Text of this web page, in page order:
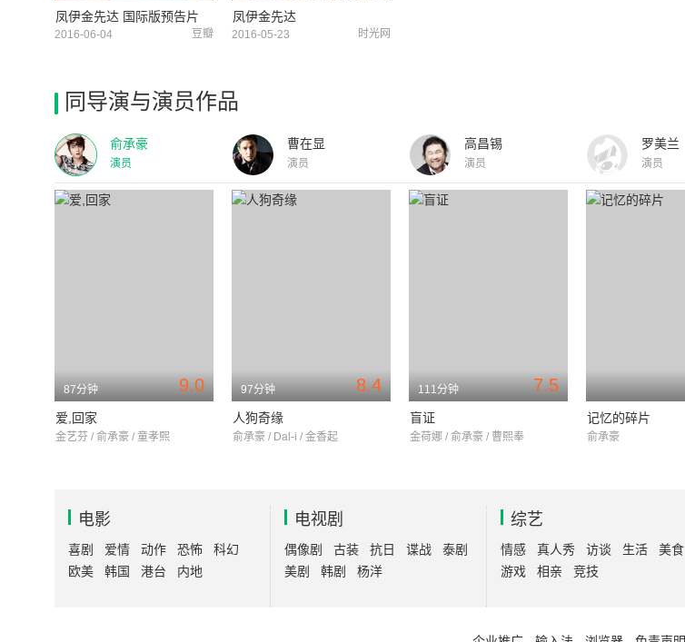
凤伊金先达 国际版预告片
2016-06-04 豆瓣
凤伊金先达
2016-05-23 时光网
同导演与演员作品
俞承豪
演员
曹在显
演员
高昌锡
演员
罗美兰
演员
9.0
87分钟
爱,回家
金艺芬 / 俞承豪 / 童孝熙
8.4
97分钟
人狗奇缘
俞承豪 / Dal-i / 金香起
7.5
111分钟
盲证
金荷娜 / 俞承豪 / 曹熙奉
记忆的碎片
俞承豪
电影
喜剧 爱情 动作 恐怖
科幻
欧美
韩国 港台 内地
电视剧
偶像剧 古装 抗日 谍战
泰剧
美剧
韩剧 杨洋
综艺
情感 真人秀 访谈 生活
美食
游戏
相亲 竞技